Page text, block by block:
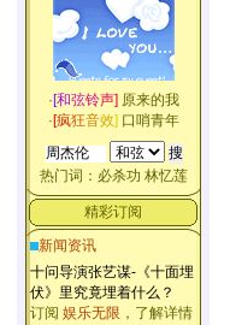
·[和弦铃声] 原来的我
·[疯狂音效] 口哨青年
热门词： 必杀功 林忆莲
精彩订阅
新闻资讯
十问导演张艺谋-《十面埋
伏》里究竟埋着什么？
订阅 娱乐无限 ，了解详情